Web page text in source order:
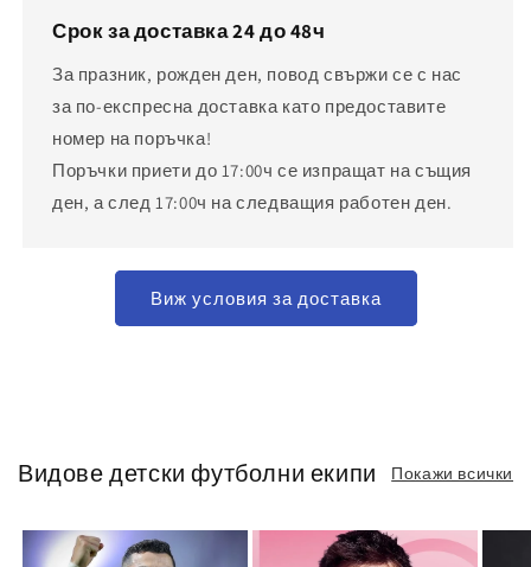
Срок за доставка 24 до 48ч
За празник, рожден ден, повод свържи се с нас
за по-експресна доставка като предоставите
номер на поръчка!
Поръчки приети до 17:00ч се изпращат на същия
ден, а след 17:00ч на следващия работен ден.
Виж условия за доставка
Видове детски футболни екипи Покажи всички